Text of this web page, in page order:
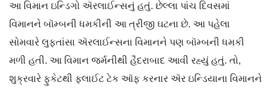
આ વિમાન ઇન્ડિગો ઍરલાઈન્સનું હતું. છેલ્લા પાંચ દિવસમાં
વિમાનને બૉમ્બની ધમકીની આ ત્રીજી ઘટના છે. આ પહેલા
સોમવારે લુફ્તાંસા ઍરલાઈન્સના વિમાનને પણ બૉમ્બની ધમકી
મળી હતી. આ વિમાન જર્મનીથી હૈદરાબાદ આવી રહ્યું હતું. તો,
શુક્રવારે ફુકેટથી ફ્લાઈટ ટેક ઑફ કરનાર ઍર ઇન્ડિયાના વિમાનને